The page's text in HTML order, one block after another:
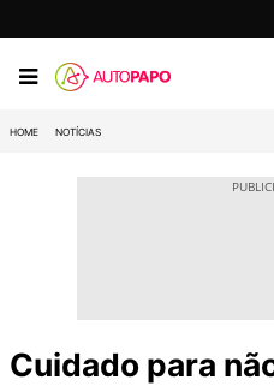
HOME NOTÍCIAS
Cuidado para